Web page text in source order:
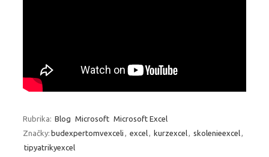
Rubrika: Blog Microsoft Microsoft Excel
Značky: budexpertomvexceli , excel, kurzexcel, skolenieexcel,
tipyatrikyexcel